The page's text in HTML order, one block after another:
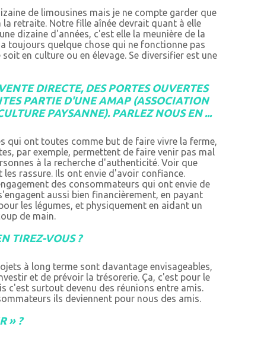
de limousines mais je ne compte garder que
retraite. Notre fille aînée devrait quant à elle
dizaine d'années, c'est elle la meunière de la
toujours quelque chose qui ne fonctionne pas
en culture ou en élevage. Se diversifier est une
DIRECTE, DES PORTES OUVERTES
PARTIE D'UNE AMAP (ASSOCIATION
PAYSANNE). PARLEZ NOUS EN ...
qui ont toutes comme but de faire vivre la ferme,
par exemple, permettent de faire venir pas mal
à la recherche d'authenticité. Voir que
rassure. Ils ont envie d'avoir confiance.
des consommateurs qui ont envie de
aussi bien financièrement, en payant
les légumes, et physiquement en aidant un
de main.
TIREZ-VOUS ?
à long terme sont davantage envisageables,
et de prévoir la trésorerie. Ça, c'est pour le
c'est surtout devenu des réunions entre amis.
ils deviennent pour nous des amis.
» ?